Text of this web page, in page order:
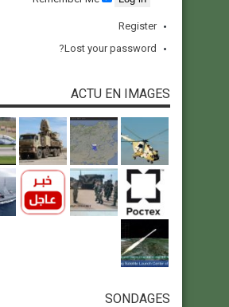
Register
Lost your password?
ACTU EN IMAGES
SONDAGES